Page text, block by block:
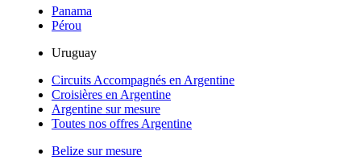
Panama
Pérou
Uruguay
Circuits Accompagnés en Argentine
Croisières en Argentine
Argentine sur mesure
Toutes nos offres Argentine
Belize sur mesure